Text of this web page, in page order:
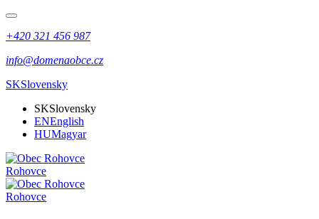
+420 321 456 987
info@domenaobce.cz
SKSlovensky
SKSlovensky
ENEnglish
HUMagyar
Rohovce
Rohovce